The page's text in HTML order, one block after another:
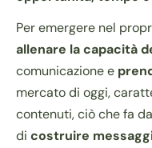
Per emergere nel
allenare la capacità
comunicazione e
mercato di oggi,
contenuti, ciò che fa
di costruire